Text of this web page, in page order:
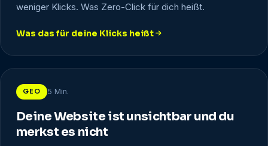
weniger Klicks. Was Zero-Click für dich heißt.
Was das für deine Klicks heißt
: Google braucht dich bald nicht mehr
GEO 5 Min.
Deine Website ist unsichtbar und du
merkst es nicht